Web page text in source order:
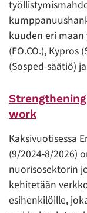
kuuden eri maan
(FO.CO.), Kypros
(Sosped-säätiö)
work
Kaksivuotisessa
(9/2024-8/2026)
nuorisosektorin
kehitetään
esihenkilöille,